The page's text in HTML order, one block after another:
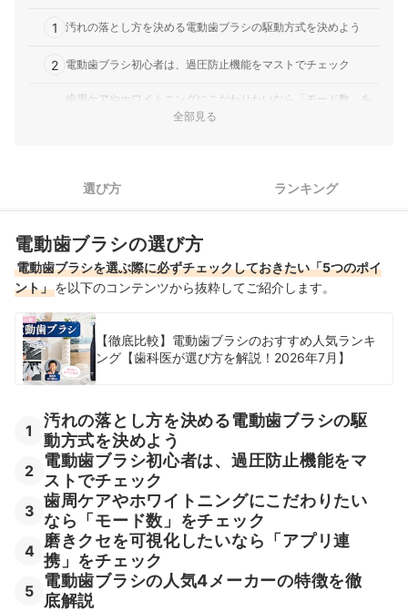
1 汚れの落とし方を決める電動歯ブラシの駆動方式を決めよう
2 電動歯ブラシ初心者は、過圧防止機能をマストでチェック
歯周ケアやホワイトニングにこだわりたいなら「モード数」を
電動歯ブラシの人気4メーカーの特徴を徹底解説
売れ筋の人気回転式電動歯ブラシ全10商品を徹底比較！
やさしい振動を求めるなら、音波式をチェック！
充電式？電池式？電源タイプにも注目しよう！
回転式電動歯ブラシの売れ筋ランキングもチェック！
全部見る
選び方 ランキング
電動歯ブラシの選び方
電動歯ブラシを選ぶ際に必ずチェックしておきたい「5つのポイ
ント」を以下のコンテンツから抜粋してご紹介します。
【徹底比較】電動歯ブラシのおすすめ人気ランキ
ング【歯科医が選び方を解説！2026年7月】
1
汚れの落とし方を決める電動歯ブラシの駆
動方式を決めよう
2
電動歯ブラシ初心者は、過圧防止機能をマ
ストでチェック
3
歯周ケアやホワイトニングにこだわりたい
なら「モード数」をチェック
4
磨きクセを可視化したいなら「アプリ連
携」をチェック
5
電動歯ブラシの人気4メーカーの特徴を徹
底解説